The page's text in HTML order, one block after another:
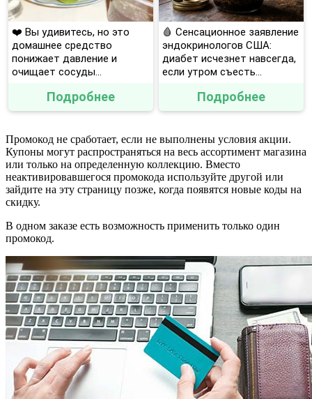
❤️ Вы удивитесь, но это
домашнее средство
понижает давление и
очищает сосуды...
Подробнее
🩸 Сенсационное заявление
эндокринологов США:
диабет исчезнет навсегда,
если утром съесть...
Подробнее
Промокод не сработает, если не выполнены условия акции.
Купоны могут распространяться на весь ассортимент магазина
или только на определенную коллекцию. Вместо
неактивировавшегося промокода используйте другой или
зайдите на эту страницу позже, когда появятся новые коды на
скидку.
В одном заказе есть возможность применить только один
промокод.